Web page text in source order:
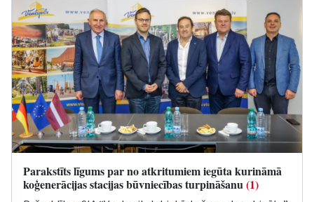
Parakstīts līgums par no atkritumiem iegūta kurināmā
koģenerācijas stacijas būvniecības turpināšanu(1)